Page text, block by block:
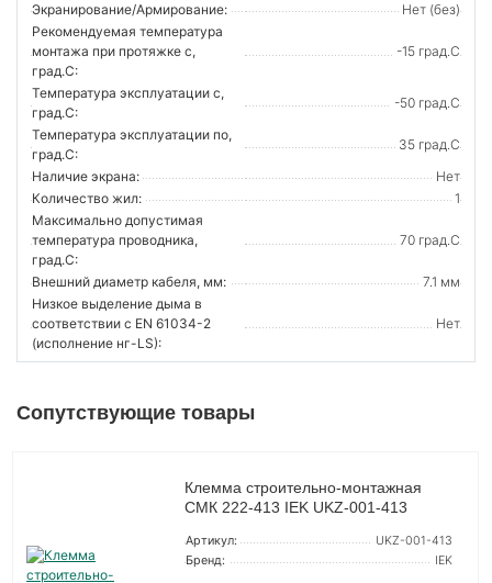
Экранирование/Армирование:
Нет (без)
Рекомендуемая температура
монтажа при протяжке с,
град.C:
-15 град.C
Температура эксплуатации с,
град.C:
-50 град.C
Температура эксплуатации по,
град.C:
35 град.C
Наличие экрана:
Нет
Количество жил:
1
Максимально допустимая
температура проводника,
град.C:
70 град.C
Внешний диаметр кабеля, мм:
7.1 мм
Низкое выделение дыма в
соответствии с EN 61034-2
(исполнение нг-LS):
Нет
Сопутствующие товары
Клемма строительно-монтажная
СМК 222-413 IEK UKZ-001-413
Артикул:
UKZ-001-413
Бренд:
IEK